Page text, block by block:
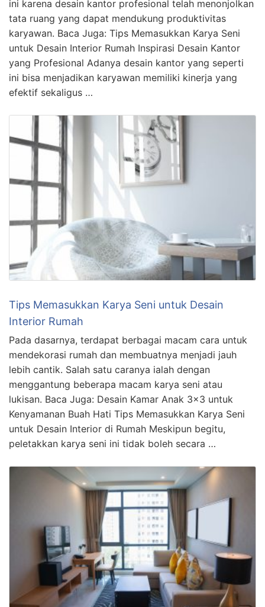
ini karena desain kantor profesional telah menonjolkan
tata ruang yang dapat mendukung produktivitas
karyawan. Baca Juga: Tips Memasukkan Karya Seni
untuk Desain Interior Rumah Inspirasi Desain Kantor
yang Profesional Adanya desain kantor yang seperti
ini bisa menjadikan karyawan memiliki kinerja yang
efektif sekaligus …
Tips Memasukkan Karya Seni untuk Desain
Interior Rumah
Pada dasarnya, terdapat berbagai macam cara untuk
mendekorasi rumah dan membuatnya menjadi jauh
lebih cantik. Salah satu caranya ialah dengan
menggantung beberapa macam karya seni atau
lukisan. Baca Juga: Desain Kamar Anak 3×3 untuk
Kenyamanan Buah Hati Tips Memasukkan Karya Seni
untuk Desain Interior di Rumah Meskipun begitu,
peletakkan karya seni ini tidak boleh secara …